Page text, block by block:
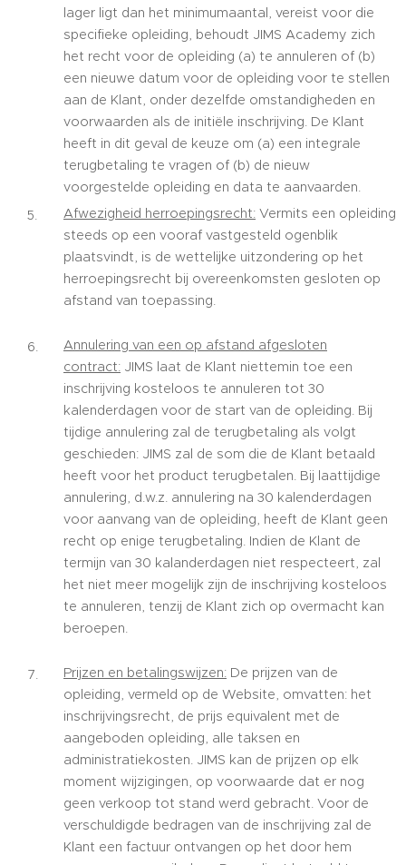
lager ligt dan het minimumaantal, vereist voor die
specifieke opleiding, behoudt JIMS Academy zich
het recht voor de opleiding (a) te annuleren of (b)
een nieuwe datum voor de opleiding voor te stellen
aan de Klant, onder dezelfde omstandigheden en
voorwaarden als de initiële inschrijving. De Klant
heeft in dit geval de keuze om (a) een integrale
terugbetaling te vragen of (b) de nieuw
voorgestelde opleiding en data te aanvaarden.
Afwezigheid herroepingsrecht: Vermits een opleiding
steeds op een vooraf vastgesteld ogenblik
plaatsvindt, is de wettelijke uitzondering op het
herroepingsrecht bij overeenkomsten gesloten op
afstand van toepassing.
Annulering van een op afstand afgesloten
contract: JIMS laat de Klant niettemin toe een
inschrijving kosteloos te annuleren tot 30
kalenderdagen voor de start van de opleiding. Bij
tijdige annulering zal de terugbetaling als volgt
geschieden: JIMS zal de som die de Klant betaald
heeft voor het product terugbetalen. Bij laattijdige
annulering, d.w.z. annulering na 30 kalenderdagen
voor aanvang van de opleiding, heeft de Klant geen
recht op enige terugbetaling. Indien de Klant de
termijn van 30 kalanderdagen niet respecteert, zal
het niet meer mogelijk zijn de inschrijving kosteloos
te annuleren, tenzij de Klant zich op overmacht kan
beroepen.
Prijzen en betalingswijzen: De prijzen van de
opleiding, vermeld op de Website, omvatten: het
inschrijvingsrecht, de prijs equivalent met de
aangeboden opleiding, alle taksen en
administratiekosten. JIMS kan de prijzen op elk
moment wijzigingen, op voorwaarde dat er nog
geen verkoop tot stand werd gebracht. Voor de
verschuldigde bedragen van de inschrijving zal de
Klant een factuur ontvangen op het door hem